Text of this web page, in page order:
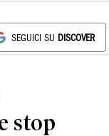
SEGUICI SU DISCOVER
stop